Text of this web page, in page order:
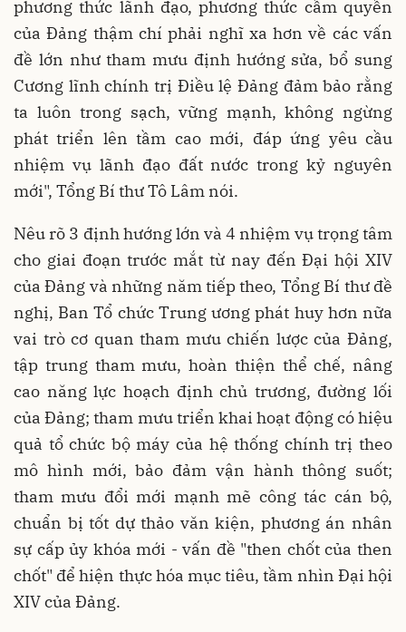
phương thức lãnh đạo, phương thức cầm quyền
của Đảng thậm chí phải nghĩ xa hơn về các vấn
đề lớn như tham mưu định hướng sửa, bổ sung
Cương lĩnh chính trị Điều lệ Đảng đảm bảo rằng
ta luôn trong sạch, vững mạnh, không ngừng
phát triển lên tầm cao mới, đáp ứng yêu cầu
nhiệm vụ lãnh đạo đất nước trong kỷ nguyên
mới", Tổng Bí thư Tô Lâm nói.
Nêu rõ 3 định hướng lớn và 4 nhiệm vụ trọng tâm
cho giai đoạn trước mắt từ nay đến Đại hội XIV
của Đảng và những năm tiếp theo, Tổng Bí thư đề
nghị, Ban Tổ chức Trung ương phát huy hơn nữa
vai trò cơ quan tham mưu chiến lược của Đảng,
tập trung tham mưu, hoàn thiện thể chế, nâng
cao năng lực hoạch định chủ trương, đường lối
của Đảng; tham mưu triển khai hoạt động có hiệu
quả tổ chức bộ máy của hệ thống chính trị theo
mô hình mới, bảo đảm vận hành thông suốt;
tham mưu đổi mới mạnh mẽ công tác cán bộ,
chuẩn bị tốt dự thảo văn kiện, phương án nhân
sự cấp ủy khóa mới - vấn đề "then chốt của then
chốt" để hiện thực hóa mục tiêu, tầm nhìn Đại hội
XIV của Đảng.